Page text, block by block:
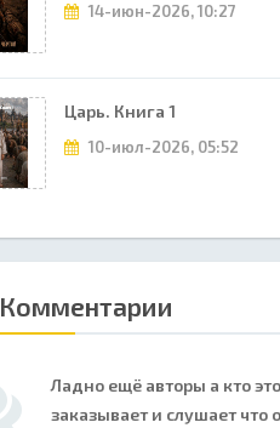
14-июн-2026, 10:27
Царь. Книга 1
10-июл-2026, 05:52
Комментарии
Ладно ещё авторы а кто
заказывает и слушает что